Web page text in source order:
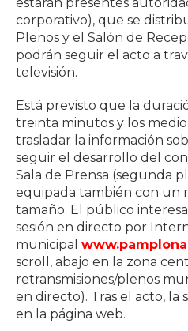
corporativo), que se
Plenos y el Salón de
podrán seguir el acto a
televisión.
Está previsto que la
treinta minutos y los
trasladar la información
seguir el desarrollo del
Sala de Prensa (segunda
equipada también con un
tamaño. El público
sesión en directo por
municipal
scroll, abajo en la zona
retransmisiones/plenos
en directo). Tras el acto, la
en la página web.